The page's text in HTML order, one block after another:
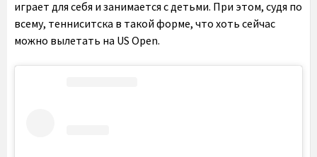
играет для себя и занимается с детьми. При этом, судя по
всему, тенниситска в такой форме, что хоть сейчас
можно вылетать на US Open.